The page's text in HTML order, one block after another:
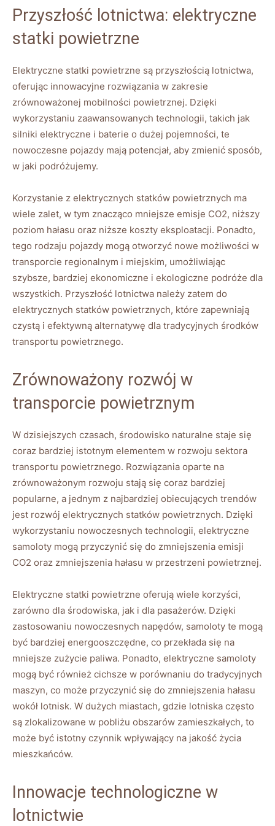
Przyszłość lotnictwa: elektryczne
statki powietrzne
Elektryczne statki⁣ powietrzne są​ przyszłością lotnictwa,
oferując ⁤innowacyjne⁣ rozwiązania w zakresie⁤
zrównoważonej mobilności powietrznej. Dzięki
wykorzystaniu zaawansowanych‌ technologii, takich ⁤jak‍
silniki elektryczne i baterie o dużej pojemności, te
nowoczesne pojazdy mają potencjał, ⁣aby zmienić sposób,
w jaki podróżujemy.
Korzystanie z elektrycznych statków‍ powietrznych ma
wiele zalet, w tym ⁣znacząco mniejsze emisje CO2,⁢ niższy
poziom hałasu oraz niższe koszty eksploatacji. ​Ponadto,⁣
tego rodzaju pojazdy mogą otworzyć nowe możliwości⁣ w
transporcie‌ regionalnym ‍i miejskim, ⁣umożliwiając​
szybsze, bardziej ⁣ekonomiczne ⁤i ekologiczne podróże dla
wszystkich. Przyszłość⁢ lotnictwa należy zatem‌ do
elektrycznych statków powietrznych, ‌które ​zapewniają
czystą i efektywną alternatywę dla‌ tradycyjnych środków
transportu powietrznego.
Zrównoważony⁢ rozwój w
transporcie powietrznym
W dzisiejszych czasach, środowisko⁣ naturalne​ staje się⁣
coraz⁣ bardziej istotnym‌ elementem w rozwoju sektora
transportu powietrznego. Rozwiązania oparte na
⁤zrównoważonym rozwoju ‌stają się coraz bardziej ​
popularne, ‍a ​jednym‌ z‍ najbardziej obiecujących⁣ trendów
⁣jest rozwój elektrycznych statków powietrznych.⁣ Dzięki⁣
wykorzystaniu nowoczesnych⁣ technologii, elektryczne
samoloty⁢ mogą przyczynić⁢ się do‍ zmniejszenia emisji
CO2 oraz zmniejszenia hałasu w przestrzeni​ powietrznej.
Elektryczne statki powietrzne oferują wiele korzyści,
zarówno⁢ dla środowiska, jak i dla⁤ pasażerów. Dzięki
zastosowaniu‍ nowoczesnych napędów, samoloty te‍ mogą
być bardziej energooszczędne, co ⁤przekłada się na
‍mniejsze zużycie paliwa. Ponadto, elektryczne samoloty
mogą ​być również ‌cichsze⁤ w porównaniu do tradycyjnych⁤
maszyn,⁣ co może przyczynić się ​do zmniejszenia hałasu​
wokół lotnisk. W dużych miastach, gdzie lotniska często
są‌ zlokalizowane ⁤w pobliżu obszarów zamieszkałych, to
może być istotny ​czynnik wpływający na jakość życia
mieszkańców.
Innowacje technologiczne w
lotnictwie